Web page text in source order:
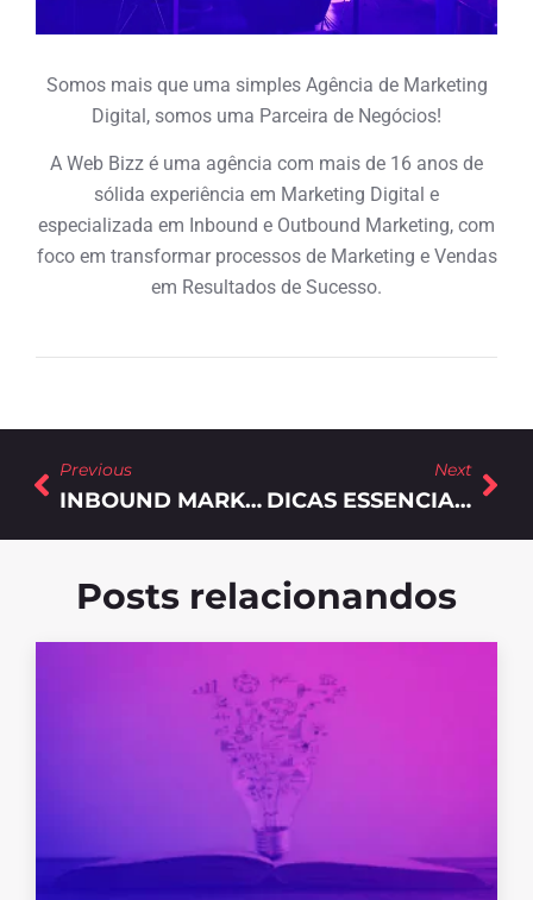
Somos mais que uma simples Agência de Marketing
Digital, somos uma Parceira de Negócios!
A Web Bizz é uma agência com mais de 16 anos de
sólida experiência em Marketing Digital e
especializada em Inbound e Outbound Marketing, com
foco em transformar processos de Marketing e Vendas
em Resultados de Sucesso.
Previous
INBOUND MARKETING PARA INDÚSTRIA 4.0: POR QUE INVESTIR NESSA IDEIA?
Next
DICAS ESSENCIAIS PARA CONSTRUIR SUA AUTORIDADE NA INTERNET
Posts relacionandos